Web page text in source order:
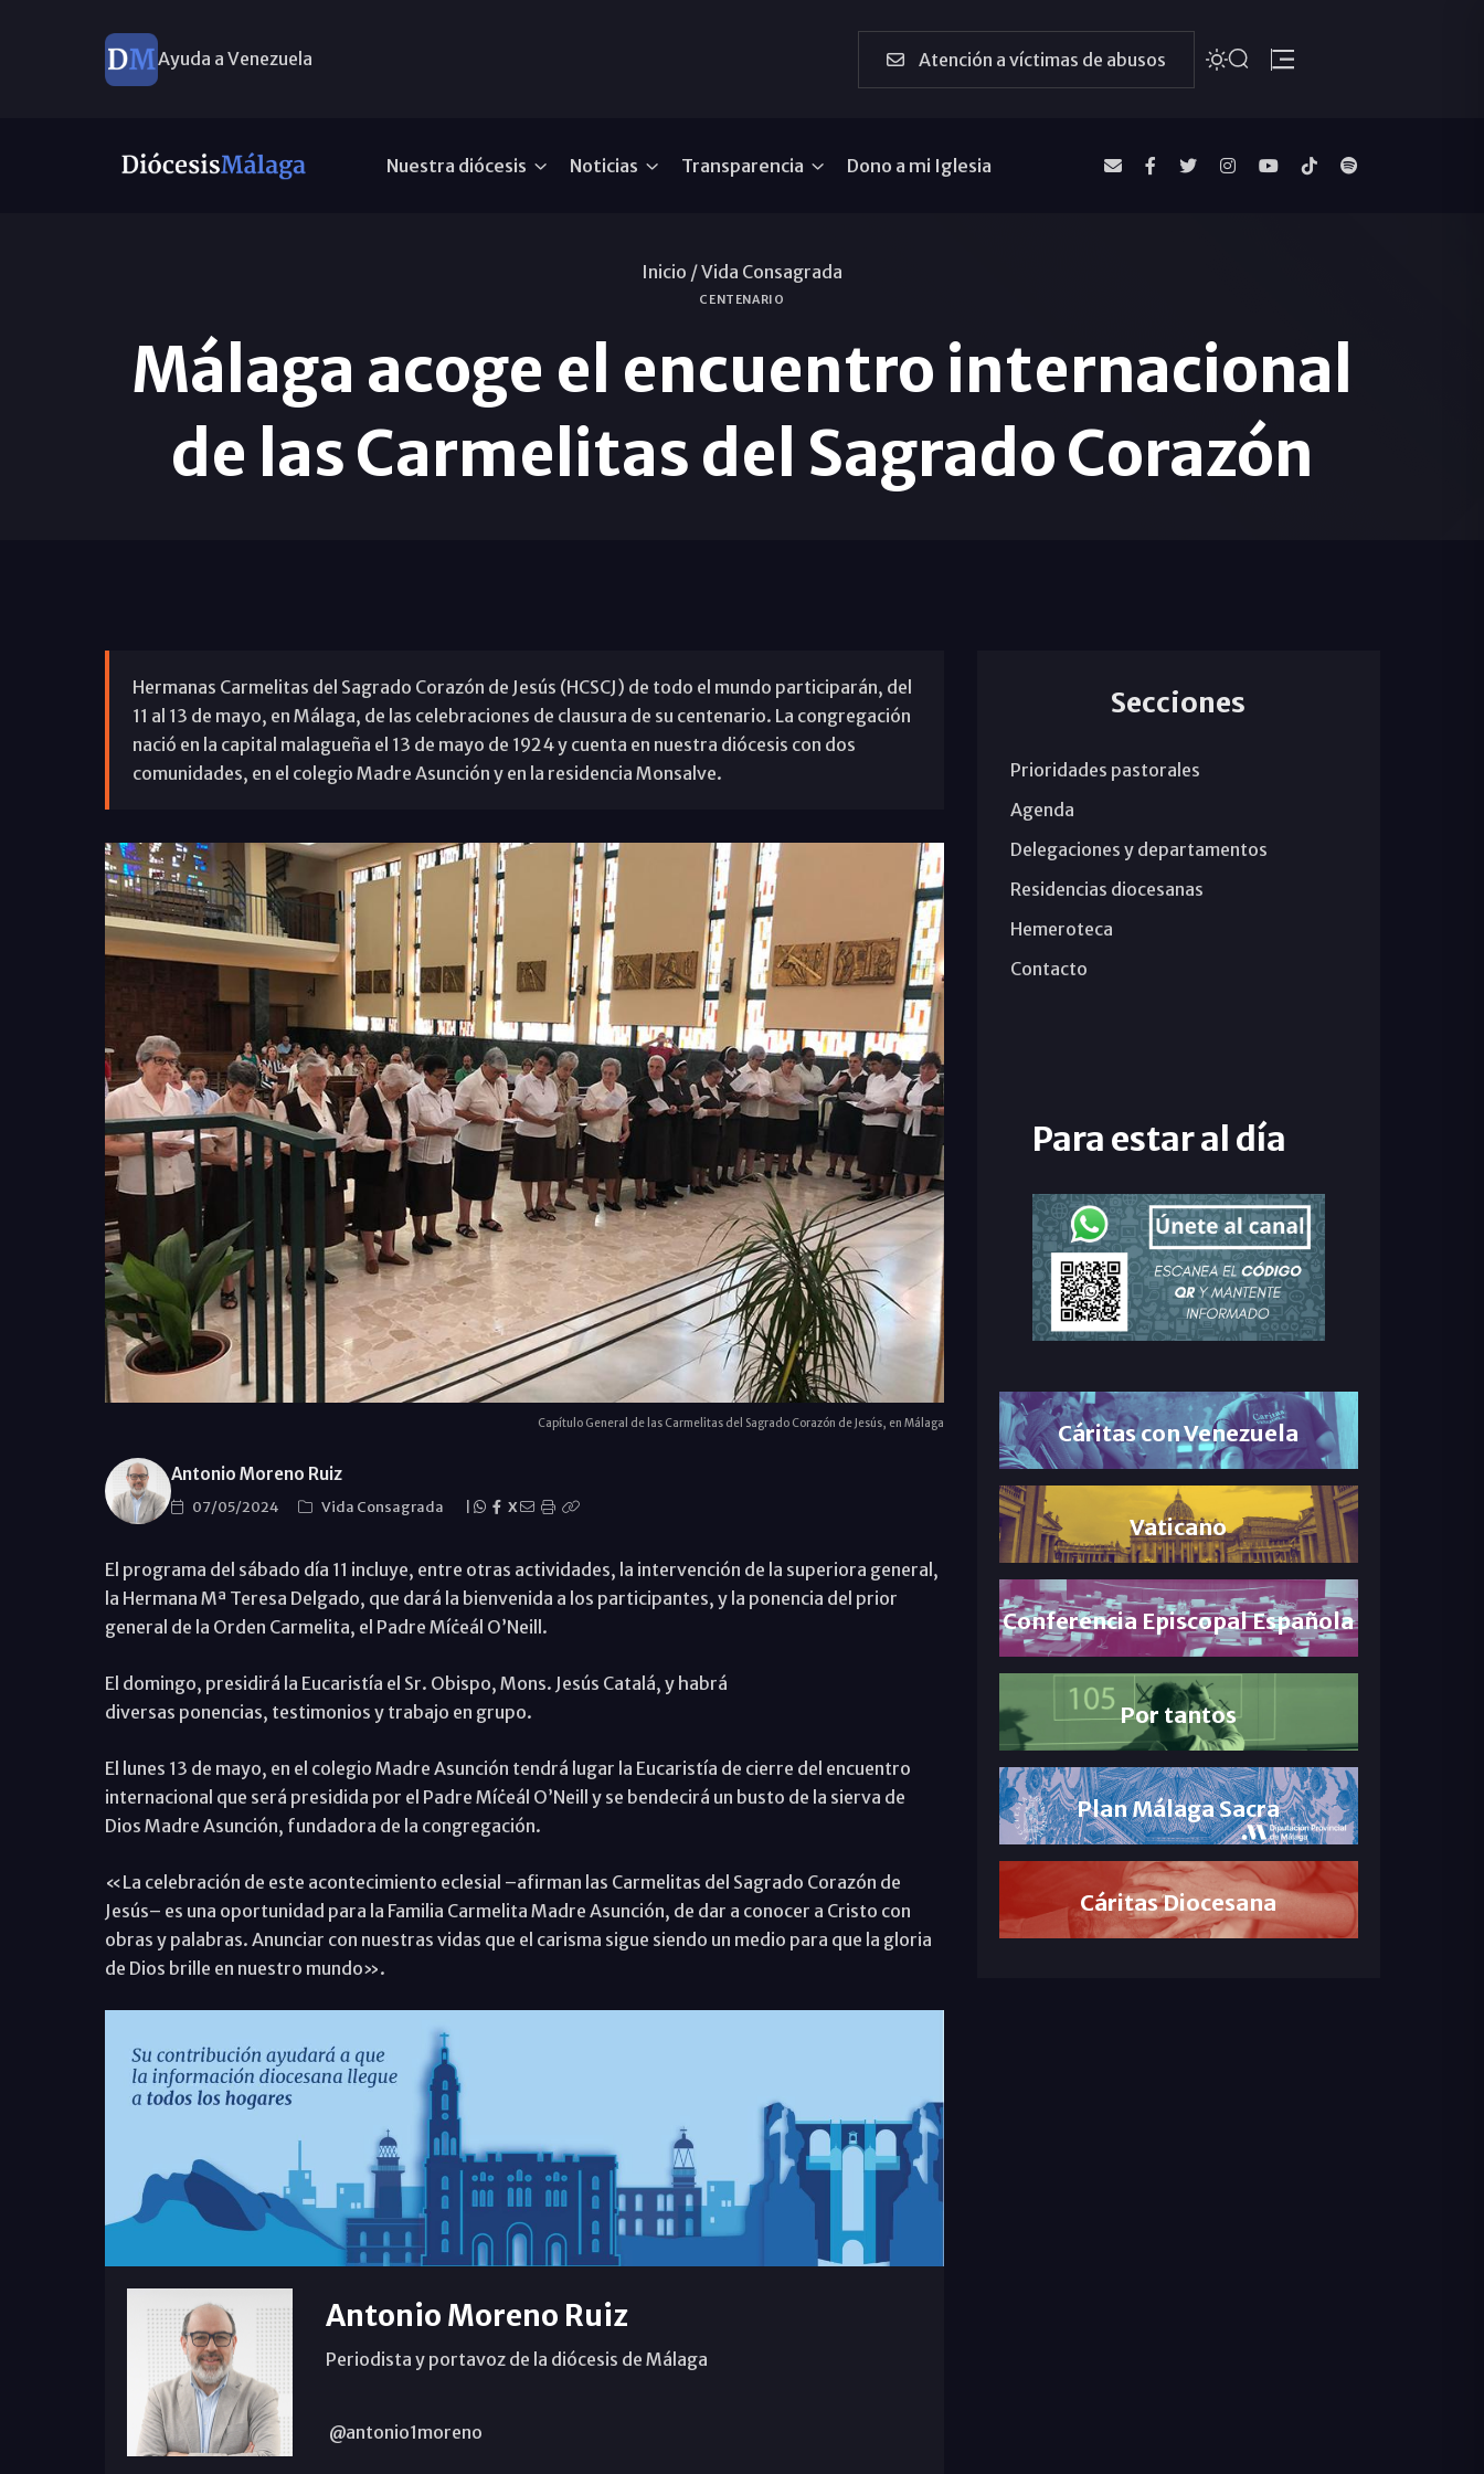
Ayuda a Venezuela Atención a víctimas de abusos
Nuestra diócesis Noticias Transparencia Dono a mi Iglesia
Inicio /Vida Consagrada
CENTENARIO
Málaga acoge el encuentro internacional
de las Carmelitas del Sagrado Corazón
Hermanas Carmelitas del Sagrado Corazón de Jesús (HCSCJ) de todo el mundo participarán, del
11 al 13 de mayo, en Málaga, de las celebraciones de clausura de su centenario. La congregación
nació en la capital malagueña el 13 de mayo de 1924 y cuenta en nuestra diócesis con dos
comunidades, en el colegio Madre Asunción y en la residencia Monsalve.
Capítulo General de las Carmelitas del Sagrado Corazón de Jesús, en Málaga
Antonio Moreno Ruiz
07/05/2024 Vida Consagrada X
El programa del sábado día 11 incluye, entre otras actividades, la intervención de la superiora general,
la Hermana Mª Teresa Delgado, que dará la bienvenida a los participantes, y la ponencia del prior
general de la Orden Carmelita, el Padre Míċeál O’Neill.
El domingo, presidirá la Eucaristía el Sr. Obispo, Mons. Jesús Catalá, y habrá
diversas ponencias, testimonios y trabajo en grupo.
El lunes 13 de mayo, en el colegio Madre Asunción tendrá lugar la Eucaristía de cierre del encuentro
internacional que será presidida por el Padre Míċeál O’Neill y se bendecirá un busto de la sierva de
Dios Madre Asunción, fundadora de la congregación.
«La celebración de este acontecimiento eclesial –afirman las Carmelitas del Sagrado Corazón de
Jesús– es una oportunidad para la Familia Carmelita Madre Asunción, de dar a conocer a Cristo con
obras y palabras. Anunciar con nuestras vidas que el carisma sigue siendo un medio para que la gloria
de Dios brille en nuestro mundo».
Antonio Moreno Ruiz
Periodista y portavoz de la diócesis de Málaga
@antonio1moreno
Secciones
Prioridades pastorales
Agenda
Delegaciones y departamentos
Residencias diocesanas
Hemeroteca
Contacto
Para estar al día
Cáritas con Venezuela
Vaticano
Conferencia Episcopal Española
Por tantos
Plan Málaga Sacra
Cáritas Diocesana